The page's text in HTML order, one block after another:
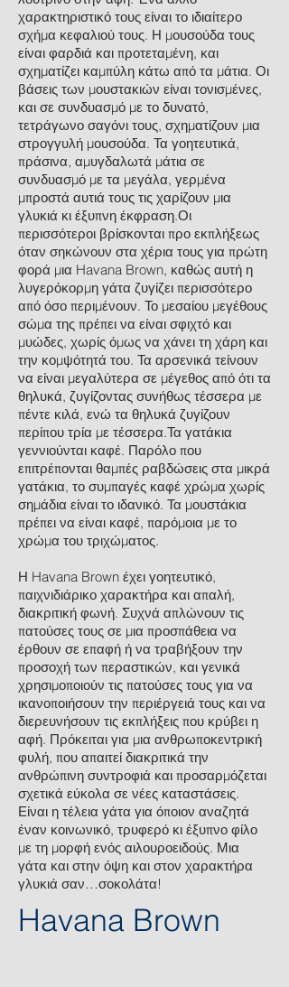
χαρακτηριστικό τους είναι το ιδιαίτερο
σχήμα κεφαλιού τους. Η μουσούδα τους
είναι φαρδιά και προτεταμένη, και
σχηματίζει καμπύλη κάτω από τα μάτια. Οι
βάσεις των μουστακιών είναι τονισμένες,
και σε συνδυασμό με το δυνατό,
τετράγωνο σαγόνι τους, σχηματίζουν μια
στρογγυλή μουσούδα. Τα γοητευτικά,
πράσινα, αμυγδαλωτά μάτια σε
συνδυασμό με τα μεγάλα, γερμένα
μπροστά αυτιά τους τις χαρίζουν μια
γλυκιά κι έξυπνη έκφραση.Οι
περισσότεροι βρίσκονται προ εκπλήξεως
όταν σηκώνουν στα χέρια τους για πρώτη
φορά μια Havana Brown, καθώς αυτή η
λυγερόκορμη γάτα ζυγίζει περισσότερο
από όσο περιμένουν. Το μεσαίου μεγέθους
σώμα της πρέπει να είναι σφιχτό και
μυώδες, χωρίς όμως να χάνει τη χάρη και
την κομψότητά του. Τα αρσενικά τείνουν
να είναι μεγαλύτερα σε μέγεθος από ότι τα
θηλυκά, ζυγίζοντας συνήθως τέσσερα με
πέντε κιλά, ενώ τα θηλυκά ζυγίζουν
περίπου τρία με τέσσερα.Τα γατάκια
γεννιούνται καφέ. Παρόλο που
επιτρέπονται θαμπές ραβδώσεις στα μικρά
γατάκια, το συμπαγές καφέ χρώμα χωρίς
σημάδια είναι το ιδανικό. Τα μουστάκια
πρέπει να είναι καφέ, παρόμοια με το
χρώμα του τριχώματος.
Η Havana Brown έχει γοητευτικό,
παιχνιδιάρικο χαρακτήρα και απαλή,
διακριτική φωνή. Συχνά απλώνουν τις
πατούσες τους σε μια προσπάθεια να
έρθουν σε επαφή ή να τραβήξουν την
προσοχή των περαστικών, και γενικά
χρησιμοποιούν τις πατούσες τους για να
ικανοποιήσουν την περιέργειά τους και να
διερευνήσουν τις εκπλήξεις που κρύβει η
αφή. Πρόκειται για μια ανθρωποκεντρική
φυλή, που απαιτεί διακριτικά την
ανθρώπινη συντροφιά και προσαρμόζεται
σχετικά εύκολα σε νέες καταστάσεις.
Είναι η τέλεια γάτα για όποιον αναζητά
έναν κοινωνικό, τρυφερό κι έξυπνο φίλο
με τη μορφή ενός αιλουροειδούς. Μια
γάτα και στην όψη και στον χαρακτήρα
γλυκιά σαν…σοκολάτα!
Havana Brown